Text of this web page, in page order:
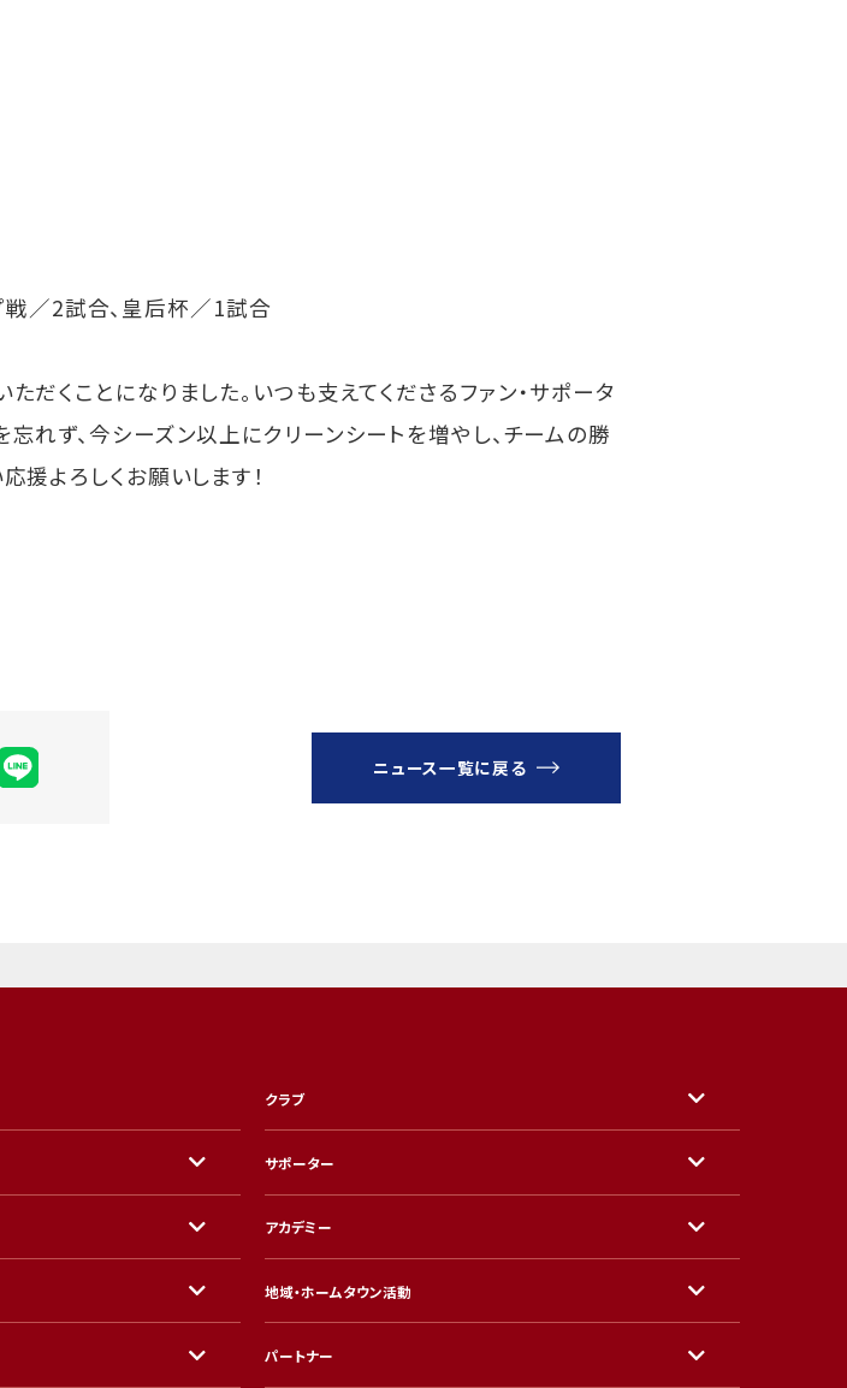
／2試合、皇后杯／1試合
くことになりました。いつも支えてくださるファン・サポータ
れず、今シーズン以上にクリーンシートを増やし、チームの勝
援よろしくお願いします！
ニュース一覧に戻る
クラブ
サポーター
アカデミー
地域・ホームタウン活動
パートナー